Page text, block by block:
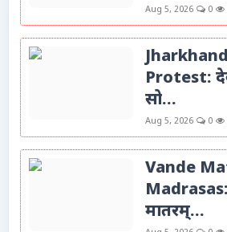
Aug 5, 2026 0
Protest:
सो...
Aug 5, 2026 0
Vande
मातरम्...